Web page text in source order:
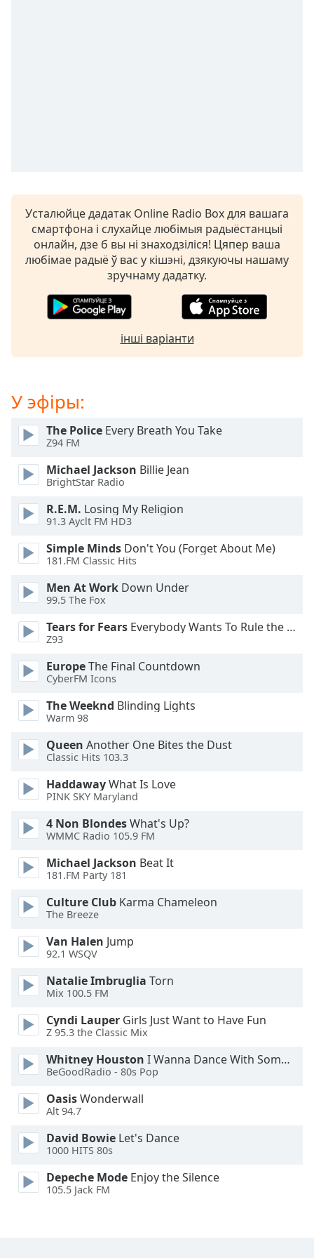
descriptions
off,
selected
subtitles
settings ,
settings
off,
Audio
Picture-
Picture
Fullscreen
modal
window.
Beginning
dialog
window.
cancel
and
close
window.
Text
Color
Opacity
Text
Color
Opacity
Caption
Background
Color
Opacity
Font
Size
Усталюйце дадатак Online Radio Box для вашага
смартфона і слухайце любімыя радыёстанцыі
онлайн, дзе б вы ні знаходзіліся! Цяпер ваша
любімае радыё ў вас у кішэні, дзякуючы нашаму
зручнаму дадатку.
інші варіанти
У эфіры:
The Police Every Breath You Take
Z94 FM
Michael Jackson Billie Jean
BrightStar Radio
R.E.M. Losing My Religion
91.3 Ayclt FM HD3
Simple Minds Don't You (Forget About Me)
181.FM Classic Hits
Men At Work Down Under
99.5 The Fox
Tears for Fears Everybody Wants To Rule the World
Z93
EuropeThe Final Countdown
CyberFM Icons
The Weeknd Blinding Lights
Warm 98
Queen Another One Bites the Dust
Classic Hits 103.3
HaddawayWhat Is Love
PINK SKY Maryland
4 Non BlondesWhat's Up?
WMMC Radio 105.9 FM
Michael Jackson Beat It
181.FM Party 181
Culture Club Karma Chameleon
The Breeze
Van Halen Jump
92.1 WSQV
Natalie Imbruglia Torn
Mix 100.5 FM
Cyndi Lauper Girls Just Want to Have Fun
Z 95.3 the Classic Mix
Whitney Houston I Wanna Dance With Somebody
BeGoodRadio - 80s Pop
OasisWonderwall
Alt 94.7
David Bowie Let's Dance
1000 HITS 80s
Depeche Mode Enjoy the Silence
105.5 Jack FM